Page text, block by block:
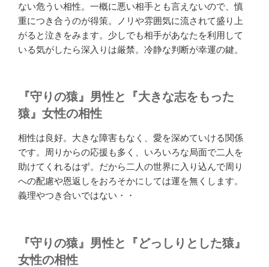
ない危うい相性。一概に悪い相手とも言えないので、慎
重につき合うのが得策。ノリや雰囲気に流されて盛り上
がると泣きをみます。少しでも相手があなたを利用して
いる気がしたら深入りは厳禁。冷静な判断が幸運の鍵。
『守りの猿』男性と『大きな志をもった
猿』女性の相性
相性は良好。大きな障害もなく、愛を深めていける関係
です。周りからの応援も多く、いろいろな局面で二人を
助けてくれるはず。だから二人の世界に入り込んで周り
への配慮や恩返しをおろそかにしては運を無くします。
義理やつき合いではない・・
『守りの猿』男性と『どっしりとした猿』
女性の相性